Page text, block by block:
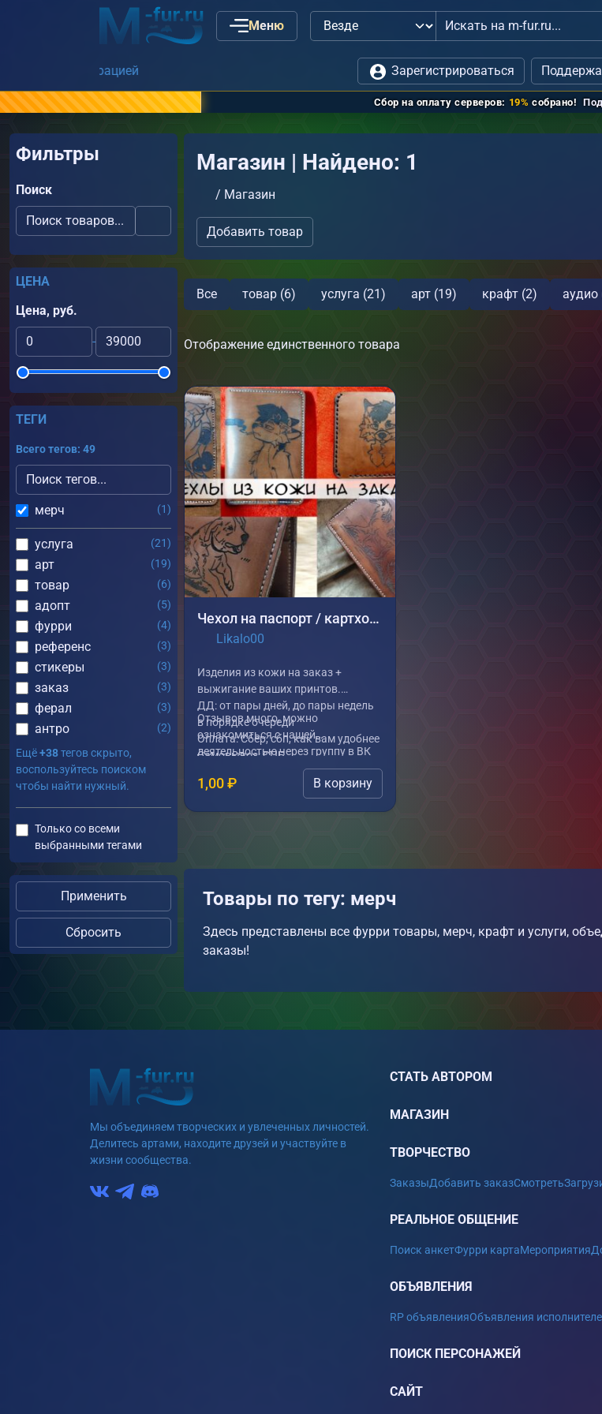
Меню
Наши вакансииилисвязь с администрацией
Зарегистрироваться
Сбор на оплату серверов: 19% собрано!
Фильтры
Поиск
ЦЕНА
Цена, руб.
-
ТЕГИ
Всего тегов: 49
мерч (1)
услуга (21)
арт (19)
товар (6)
адопт (5)
фурри (4)
референс (3)
стикеры (3)
заказ (3)
ферал (3)
антро
(2)
Ещё+38тегов скрыто,
воспользуйтесь поиском
чтобы найти нужный.
Только со всеми
выбранными тегами
Применить
Сбросить
Магазин | Найдено: 1
/ Магазин
Добавить товар
Все товар (6) услуга (21) арт (19) крафт (2) аудио
Отображение единственного товара
Чехол на паспорт / картхолдер на заказ, кастом
Likalo00
Изделия из кожи на заказ +
выжигание ваших принтов.
ДД: от пары дней, до пары недель
в порядке очереди
Оплата: Сбер, сбп, как вам удобнее
Самовывоз: СПБ
Доставка: как вам удобнее, за ваш
счет (сдек, поста россии, 5пост итд)
Отзывов много, можно
ознакомиться с нашей
деятельностью через группу в ВК
1,00₽ В корзину
Товары по тегу: мерч
Здесь представлены все фурри товары, мерч, крафт и услуги,
заказы!
Мы объединяем творческих и увлеченных личностей.
Делитесь артами, находите друзей и участвуйте в
жизни сообщества.
СТАТЬ АВТОРОМ
МАГАЗИН
ТВОРЧЕСТВО
ЗаказыДобавить заказСмотреть
РЕАЛЬНОЕ ОБЩЕНИЕ
Поиск анкетФурри картаМероприятия
ОБЪЯВЛЕНИЯ
RP объявленияОбъявления
ПОИСК ПЕРСОНАЖЕЙ
САЙТ